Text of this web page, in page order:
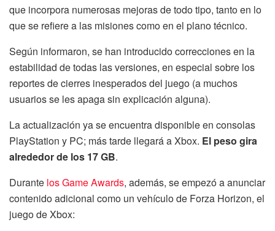
que incorpora numerosas mejoras de todo tipo, tanto en lo
que se refiere a las misiones como en el plano técnico.
Según informaron, se han introducido correcciones en la
estabilidad de todas las versiones, en especial sobre los
reportes de cierres inesperados del juego (a muchos
usuarios se les apaga sin explicación alguna).
La actualización ya se encuentra disponible en consolas
PlayStation y PC; más tarde llegará a Xbox. El peso gira
alrededor de los 17 GB.
Durante los Game Awards, además, se empezó a anunciar
contenido adicional como un vehículo de Forza Horizon, el
juego de Xbox: